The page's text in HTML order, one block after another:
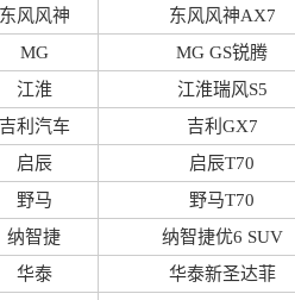
东风风神 东风风神AX7
MG MG GS锐腾
江淮 江淮瑞风S5
吉利汽车 吉利GX7
启辰 启辰T70
野马 野马T70
纳智捷 纳智捷优6 SUV
华泰 华泰新圣达菲